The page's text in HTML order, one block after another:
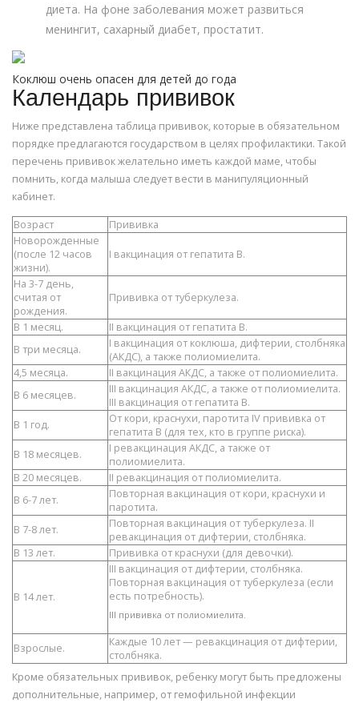
диета. На фоне заболевания может развиться
менингит, сахарный диабет, простатит.
Коклюш очень опасен для детей до года
Календарь прививок
Ниже представлена таблица прививок, которые в обязательном
порядке предлагаются государством в целях профилактики. Такой
перечень прививок желательно иметь каждой маме, чтобы
помнить, когда малыша следует вести в манипуляционный
кабинет.
Возраст
Прививка
Новорожденные
(после 12 часов
жизни).
I вакцинация от гепатита B.
На 3-7 день,
считая от
рождения.
Прививка от туберкулеза.
В 1 месяц.
II вакцинация от гепатита B.
В три месяца.
I вакцинация от коклюша, дифтерии, столбняка
(АКДС), а также полиомиелита.
4,5 месяца.
II вакцинация АКДС, а также от полиомиелита.
В 6 месяцев.
III вакцинация АКДС, а также от полиомиелита.
III вакцинация от гепатита B.
В 1 год.
От кори, краснухи, паротита IV прививка от
гепатита B (для тех, кто в группе риска).
В 18 месяцев.
I ревакцинация АКДС, а также от
полиомиелита.
В 20 месяцев.
II ревакцинация от полиомиелита.
В 6-7 лет.
Повторная вакцинация от кори, краснухи и
паротита.
В 7-8 лет.
Повторная вакцинация от туберкулеза. II
ревакцинация от дифтерии, столбняка.
В 13 лет.
Прививка от краснухи (для девочки).
В 14 лет.
III вакцинация от дифтерии, столбняка.
Повторная вакцинация от туберкулеза (если
есть потребность).
III прививка от полиомиелита.
Взрослые.
Каждые 10 лет — ревакцинация от дифтерии,
столбняка.
Кроме обязательных прививок, ребенку могут быть предложены
дополнительные, например, от гемофильной инфекции